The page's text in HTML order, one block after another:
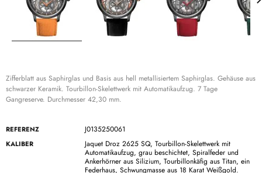
Zifferblatt aus Saphirglas und Basis aus hell metallisiertem Saphirglas. Gehäuse aus
schwarzer Keramik. Tourbillon-Skelettwerk mit Automatikaufzug. 7 Tage
Gangreserve. Durchmesser 42,30 mm.
REFERENZ J0135250061
KALIBER
Jaquet Droz 2625 SQ, Tourbillon-Skelettwerk mit
Automatikaufzug, grau beschichtet, Spiralfeder und
Ankerhörner aus Silizium, Tourbillonkäfig aus Titan, ein
Federhaus, Schwungmasse aus 18 Karat Weißgold.